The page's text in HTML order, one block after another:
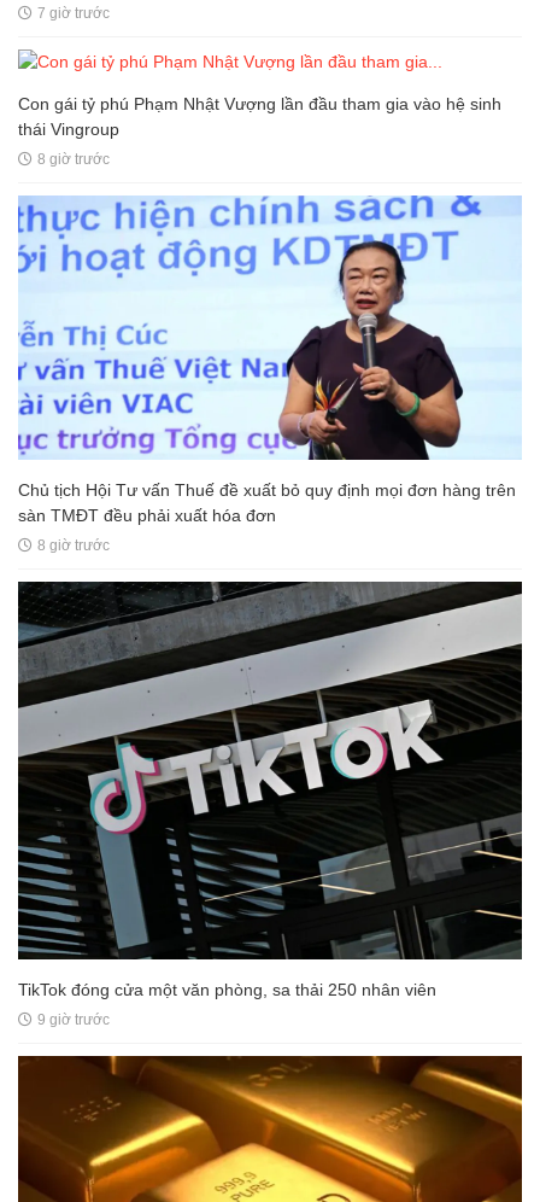
7 giờ trước
Con gái tỷ phú Phạm Nhật Vượng lần đầu tham gia vào hệ sinh
thái Vingroup
8 giờ trước
Chủ tịch Hội Tư vấn Thuế đề xuất bỏ quy định mọi đơn hàng trên
sàn TMĐT đều phải xuất hóa đơn
8 giờ trước
TikTok đóng cửa một văn phòng, sa thải 250 nhân viên
9 giờ trước